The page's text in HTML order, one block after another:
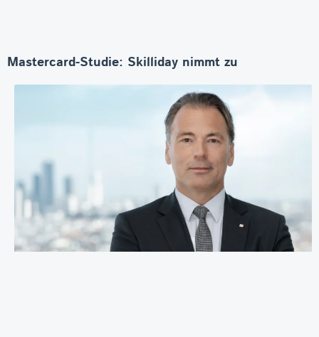
Mastercard-Studie: Skilliday nimmt zu